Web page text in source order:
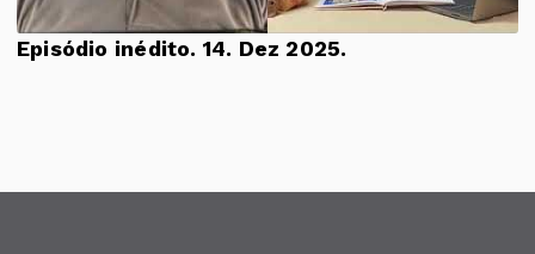
Episódio inédito. 14. Dez 2025.